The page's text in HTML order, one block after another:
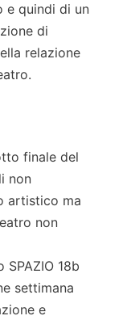
e quindi di un
di
relazione
finale del
non
artistico ma
non
18b
settimana
e